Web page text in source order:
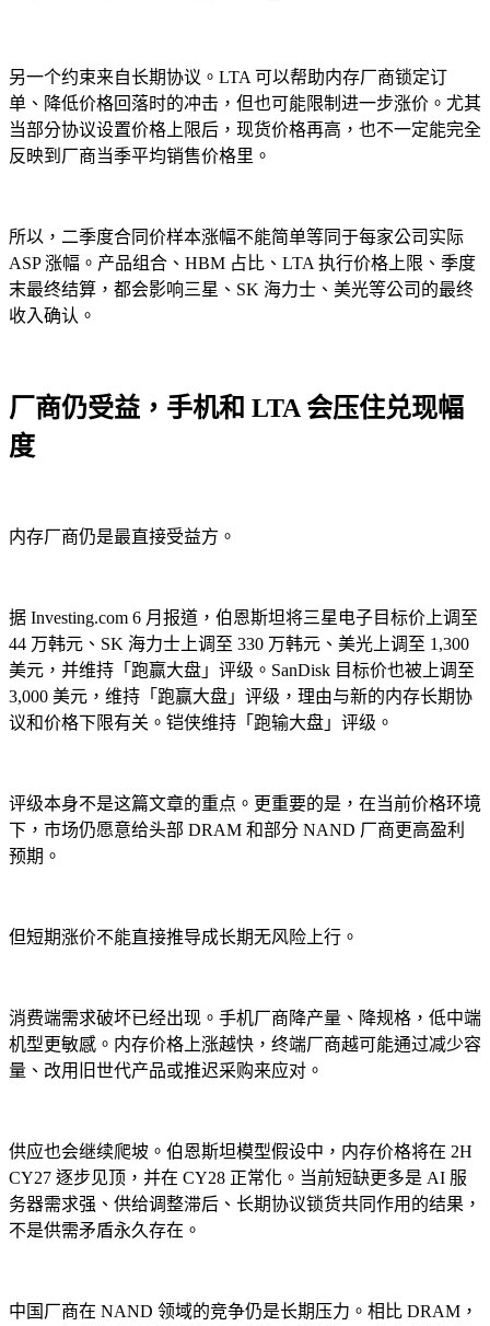
另一个约束来自长期协议。LTA 可以帮助内存厂商锁定订
单、降低价格回落时的冲击，但也可能限制进一步涨价。尤其
当部分协议设置价格上限后，现货价格再高，也不一定能完全
反映到厂商当季平均销售价格里。
所以，二季度合同价样本涨幅不能简单等同于每家公司实际
ASP 涨幅。产品组合、HBM 占比、LTA 执行价格上限、季度
末最终结算，都会影响三星、SK 海力士、美光等公司的最终
收入确认。
厂商仍受益，手机和 LTA 会压住兑现幅
度
内存厂商仍是最直接受益方。
据 Investing.com 6 月报道，伯恩斯坦将三星电子目标价上调至
44 万韩元、SK 海力士上调至 330 万韩元、美光上调至 1,300
美元，并维持「跑赢大盘」评级。SanDisk 目标价也被上调至
3,000 美元，维持「跑赢大盘」评级，理由与新的内存长期协
议和价格下限有关。铠侠维持「跑输大盘」评级。
评级本身不是这篇文章的重点。更重要的是，在当前价格环境
下，市场仍愿意给头部 DRAM 和部分 NAND 厂商更高盈利
预期。
但短期涨价不能直接推导成长期无风险上行。
消费端需求破坏已经出现。手机厂商降产量、降规格，低中端
机型更敏感。内存价格上涨越快，终端厂商越可能通过减少容
量、改用旧世代产品或推迟采购来应对。
供应也会继续爬坡。伯恩斯坦模型假设中，内存价格将在 2H
CY27 逐步见顶，并在 CY28 正常化。当前短缺更多是 AI 服
务器需求强、供给调整滞后、长期协议锁货共同作用的结果，
不是供需矛盾永久存在。
中国厂商在 NAND 领域的竞争仍是长期压力。相比 DRAM，